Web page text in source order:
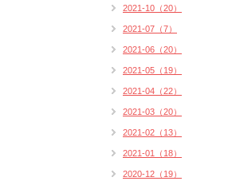
2021-10（20）
2021-07（7）
2021-06（20）
2021-05（19）
2021-04（22）
2021-03（20）
2021-02（13）
2021-01（18）
2020-12（19）